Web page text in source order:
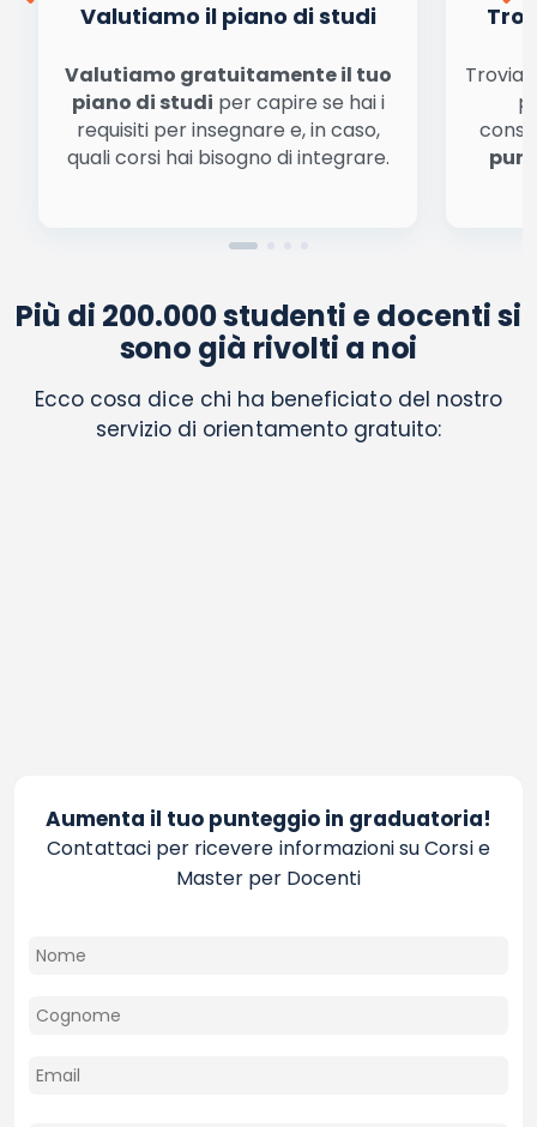
Valutiamo il piano di studi
Valutiamo gratuitamente il tuo
piano di studi per capire se hai i
requisiti per insegnare e, in caso,
quali corsi hai bisogno di integrare.
Più di 200.000 studenti e docenti si
sono già rivolti a noi
Ecco cosa dice chi ha beneficiato del nostro
servizio di orientamento gratuito:
Aumenta il tuo punteggio in graduatoria!
Contattaci per ricevere informazioni su Corsi e
Master per Docenti